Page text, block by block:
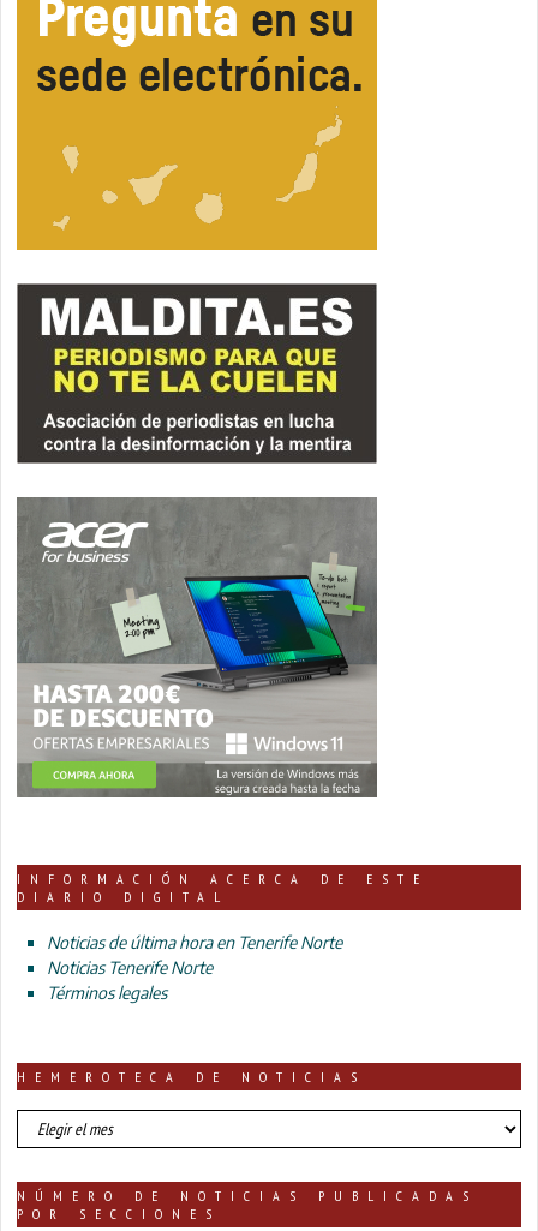
INFORMACIÓN ACERCA DE ESTE
DIARIO DIGITAL
Noticias de última hora en Tenerife Norte
Noticias Tenerife Norte
Términos legales
HEMEROTECA DE NOTICIAS
HEMEROTECA
DE
NÚMERO DE NOTICIAS PUBLICADAS
POR SECCIONES